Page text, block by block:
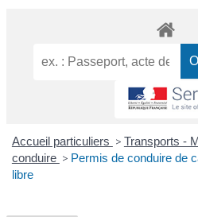
Accueil particuliers > Transports -
conduire > Permis de conduire de
libre